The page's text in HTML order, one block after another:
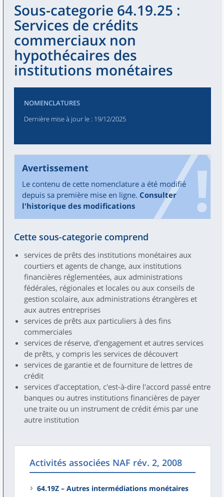
Sous-categorie 64.19.25 :
Services de crédits
commerciaux non
hypothécaires des
institutions monétaires
NOMENCLATURES
Dernière mise à jour le : 19/12/2025
Avertissement
Le contenu de cette nomenclature a été modifié
depuis sa première mise en ligne. Consulter
l'historique des modifications
Cette sous-categorie comprend
services de prêts des institutions monétaires aux
courtiers et agents de change, aux institutions
financières réglementées, aux administrations
fédérales, régionales et locales ou aux conseils de
gestion scolaire, aux administrations étrangères et
aux autres entreprises
services de prêts aux particuliers à des fins
commerciales
services de réserve, d'engagement et autres services
de prêts, y compris les services de découvert
services de garantie et de fourniture de lettres de
crédit
services d'acceptation, c'est-à-dire l'accord passé entre
banques ou autres institutions financières de payer
une traite ou un instrument de crédit émis par une
autre institution
Activités associées NAF rév. 2, 2008
64.19Z – Autres intermédiations monétaires